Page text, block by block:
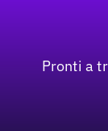
Pronti a